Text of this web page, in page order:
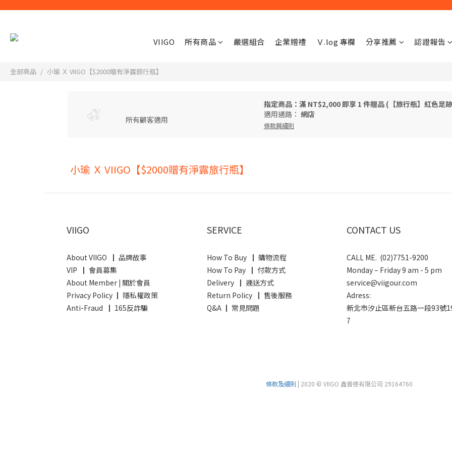
VIIGO 所有商品 嚴選組合 企業贈禮 Ｖ.log 專欄 分享推薦 認證報告
全部商品 小瑜 Ｘ VIIGO【$2000贈有淨露旅行瓶】
所有顧客適用
指定商品：滿 NT$2,000 即享 1 件贈品 (【旅行瓶】紅色足
適用通路： 網店
條款與細則
小瑜 Ｘ VIIGO【$2000贈有淨露旅行瓶】
VIIGO
About VIIGO ┃ 品牌故事
VIP ┃ 會員募集
About Member | 關於會員
Privacy Policy ┃ 隱私權政策
Anti-Fraud ┃ 165反詐騙
SERVICE
How To Buy ┃ 購物流程
How To Pay ┃ 付款方式
Delivery ┃ 運送方式
Return Policy ┃ 售後服務
Q&A ┃ 常見問題
CONTACT US
CALL ME. (02)7751-9200
Monday – Friday 9 am - 5 pm
service@viigour.com
Adress:
新北市汐止區新台五路一段93號
7
條款及細則 | 2020 © VIIGO 鑫普德有限公司 29164760